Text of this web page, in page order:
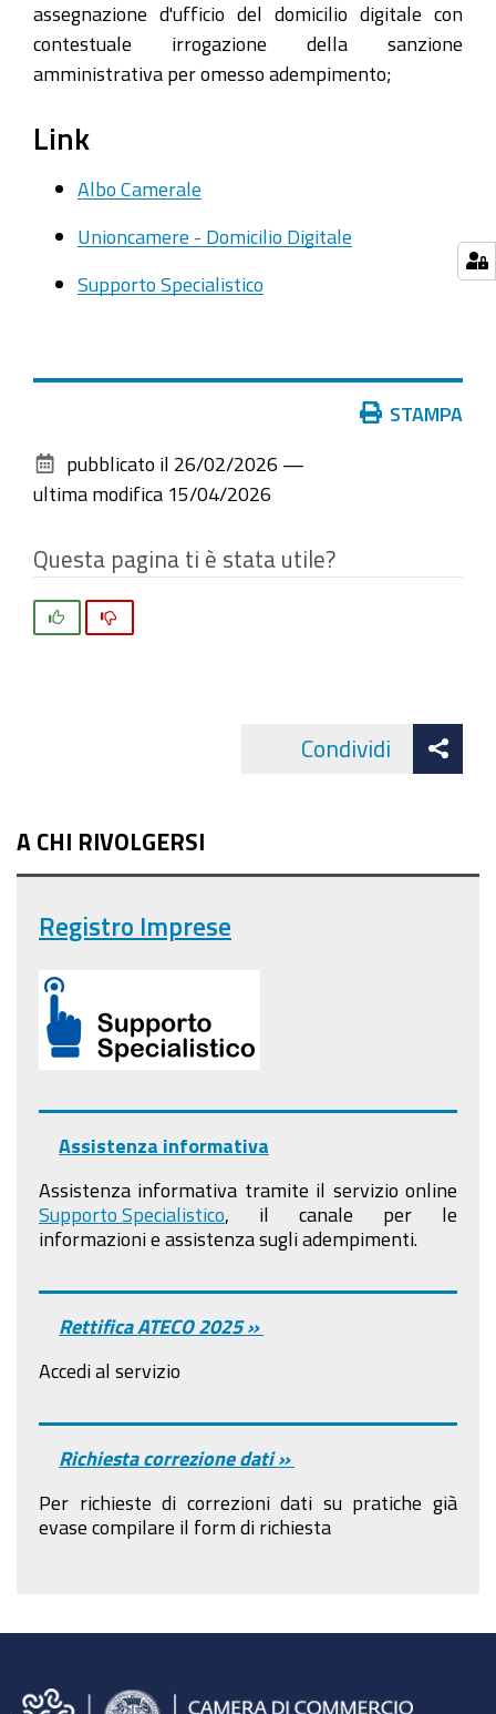
assegnazione d'ufficio del domicilio digitale con
contestuale irrogazione della sanzione
amministrativa per omesso adempimento;
Link
Albo Camerale
Unioncamere - Domicilio Digitale
Supporto Specialistico
documento
STAMPA
pubblicato il 26/02/2026 —
ultima modifica 15/04/2026
Questa pagina ti è stata utile?
Condividi
A CHI RIVOLGERSI
Registro Imprese
Assistenza informativa
Assistenza informativa tramite il servizio online
Supporto Specialistico , il canale per le
informazioni e assistenza sugli adempimenti.
Rettifica ATECO 2025 »
Accedi al servizio
Richiesta correzione dati »
Per richieste di correzioni dati su pratiche già
evase compilare il form di richiesta